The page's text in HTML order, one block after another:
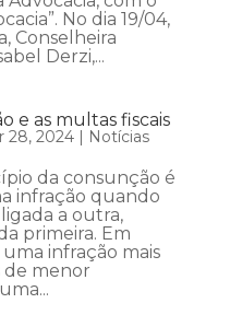
No dia 19/04,
Conselheira
Derzi,...
e as multas fiscais
28, 2024| Notícias
da consunção é
infração quando
a outra,
primeira. Em
infração mais
de menor